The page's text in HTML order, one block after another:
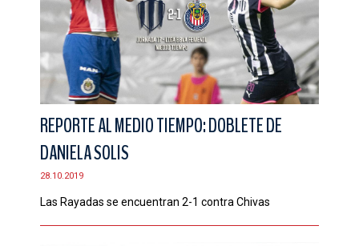
REPORTE AL MEDIO TIEMPO: DOBLETE DE
DANIELA SOLIS
28.10.2019
Las Rayadas se encuentran 2-1 contra Chivas